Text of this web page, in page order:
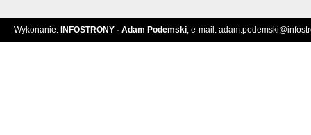
Wykonanie: INFOSTRONY - Adam Podemski, e-mail: